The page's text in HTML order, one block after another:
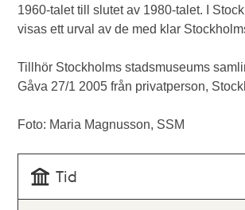
1960-talet till slutet av 1980-talet. I
visas ett urval av de med klar
Tillhör Stockholms stadsmuseums
Gåva 27/1 2005 från privatperson,
Foto: Maria Magnusson, SSM
Tid